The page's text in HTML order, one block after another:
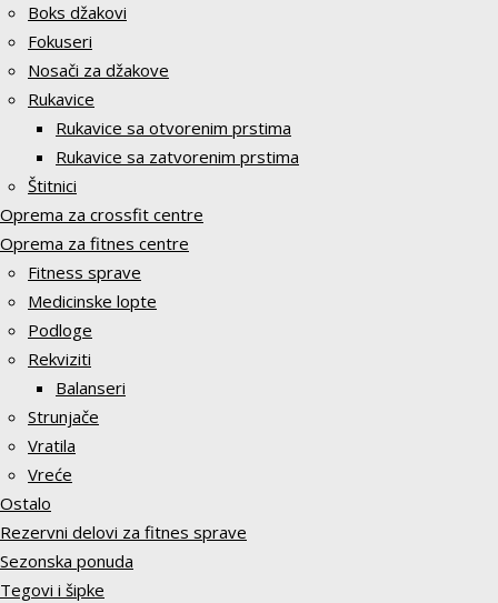
Boks džakovi
Fokuseri
Nosači za džakove
Rukavice
Rukavice sa otvorenim prstima
Rukavice sa zatvorenim prstima
Štitnici
Oprema za crossfit centre
Oprema za fitnes centre
Fitness sprave
Medicinske lopte
Podloge
Rekviziti
Balanseri
Strunjače
Vratila
Vreće
Ostalo
Rezervni delovi za fitnes sprave
Sezonska ponuda
Tegovi i šipke